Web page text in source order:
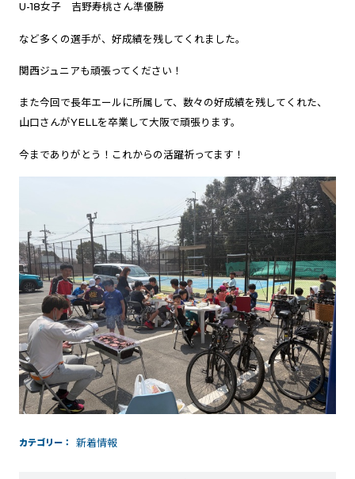
U-18女子 吉野寿桃さん準優勝
など多くの選手が、好成績を残してくれました。
関西ジュニアも頑張ってください！
また今回で長年エールに所属して、数々の好成績を残してくれた、
山口さんがYELLを卒業して大阪で頑張ります。
今までありがとう！これからの活躍祈ってます！
カテゴリー 新着情報